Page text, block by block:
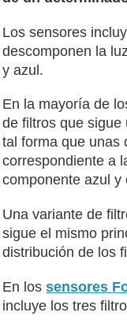
Los sensores
descomponen la
y azul.
En la mayoría de
de filtros que sigue
tal forma que unas
correspondiente a
componente azul y
Una variante de
sigue el mismo
distribución de los
En lossensores
incluye los tres